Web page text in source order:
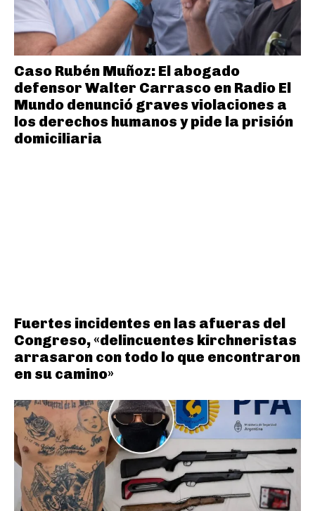
Caso Rubén Muñoz: El abogado
defensor Walter Carrasco en Radio El
Mundo denunció graves violaciones a
los derechos humanos y pide la prisión
domiciliaria
Fuertes incidentes en las afueras del
Congreso, «delincuentes kirchneristas
arrasaron con todo lo que encontraron
en su camino»